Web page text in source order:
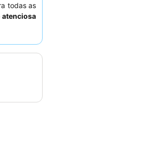
todas as
atenciosa
quarto